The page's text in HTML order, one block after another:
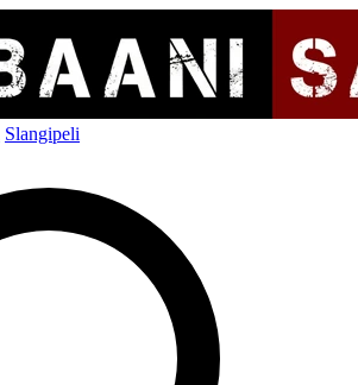
Slangipeli